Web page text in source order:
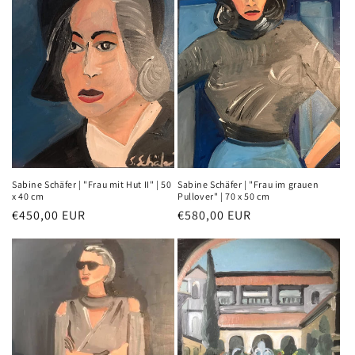
Sabine Schäfer | "Frau mit Hut II" | 50
x 40 cm
Normaler
Preis
€450,00 EUR
Sabine Schäfer | "Frau im grauen
Pullover" | 70 x 50 cm
Normaler
Preis
€580,00 EUR